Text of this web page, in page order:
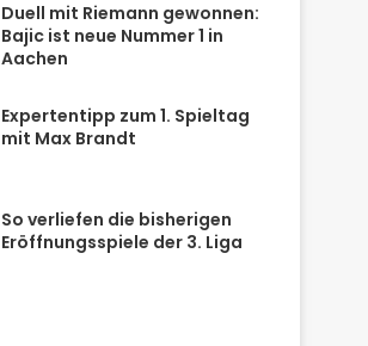
Duell mit Riemann gewonnen:
Bajic ist neue Nummer 1 in
Aachen
Expertentipp zum 1. Spieltag
mit Max Brandt
So verliefen die bisherigen
Eröffnungsspiele der 3. Liga